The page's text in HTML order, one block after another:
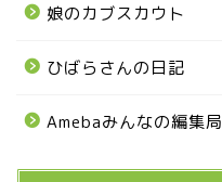
娘のカブスカウト
ひばらさんの日記
Amebaみんなの編集局